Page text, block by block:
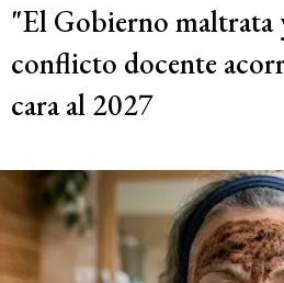
"El Gobierno maltrata
conflicto docente
cara al 2027